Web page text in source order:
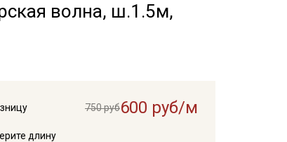
волна, ш.1.5м,
750 руб600 руб/м
длину